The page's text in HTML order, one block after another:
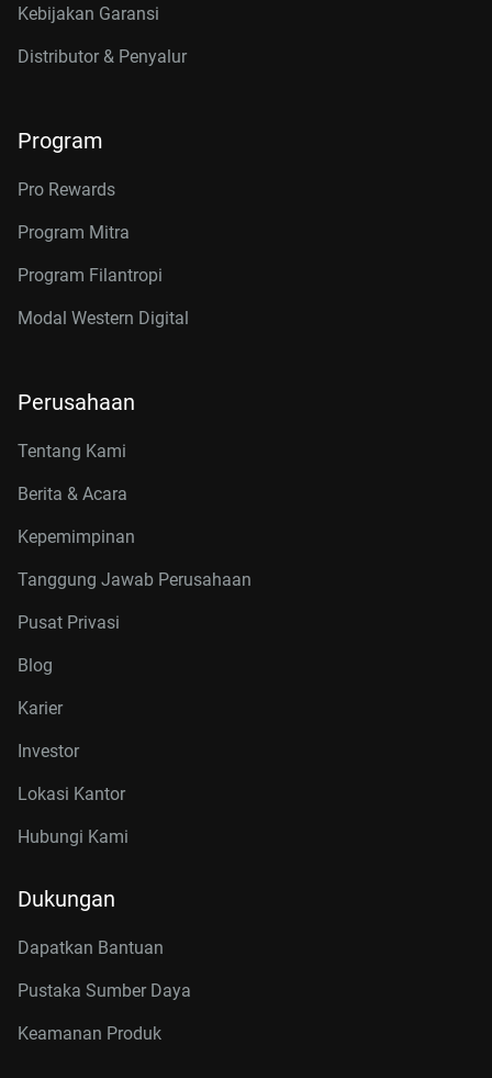
Kebijakan Garansi
Distributor & Penyalur
Program
Pro Rewards
Program Mitra
Program Filantropi
Modal Western Digital
Perusahaan
Tentang Kami
Berita & Acara
Kepemimpinan
Tanggung Jawab Perusahaan
Pusat Privasi
Blog
Karier
Investor
Lokasi Kantor
Hubungi Kami
Dukungan
Dapatkan Bantuan
Pustaka Sumber Daya
Keamanan Produk